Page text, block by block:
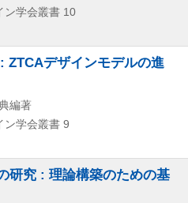
ン学会叢書 10
ZTCAデザインモデルの進
編著
ン学会叢書 9
研究 : 理論構築のための基